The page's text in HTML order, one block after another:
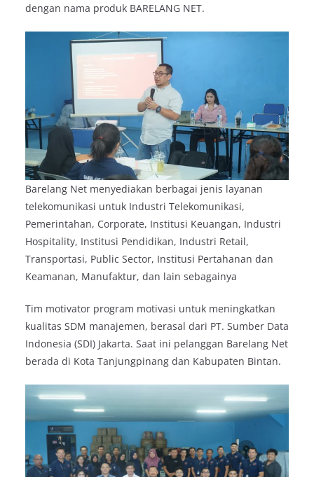
dengan nama produk BARELANG NET.
Barelang Net menyediakan berbagai jenis layanan
telekomunikasi untuk Industri Telekomunikasi,
Pemerintahan, Corporate, Institusi Keuangan, Industri
Hospitality, Institusi Pendidikan, Industri Retail,
Transportasi, Public Sector, Institusi Pertahanan dan
Keamanan, Manufaktur, dan lain sebagainya
Tim motivator program motivasi untuk meningkatkan
kualitas SDM manajemen, berasal dari PT. Sumber Data
Indonesia (SDI) Jakarta. Saat ini pelanggan Barelang Net
berada di Kota Tanjungpinang dan Kabupaten Bintan.